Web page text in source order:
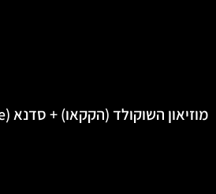
מוזיאון השוקולד (הקקאו) + סדנא (Kahkow Experience)